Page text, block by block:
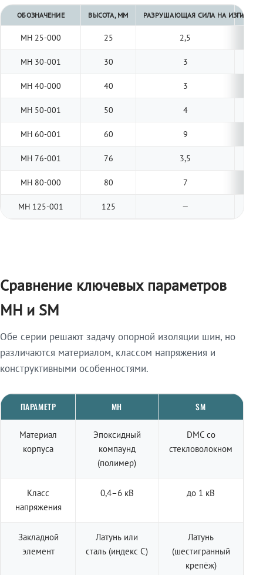
ОБОЗНАЧЕНИЕ ВЫСОТА, ММ РАЗРУШАЮЩАЯ СИЛА НА ИЗГИБ, КН
МН 25-000 25 2,5
МН 30-001 30 3
МН 40-000 40 3
МН 50-001 50 4
МН 60-001 60 9
МН 76-001 76 3,5
МН 80-000 80 7
МН 125-001 125 —
Сравнение ключевых параметров
МН и SM
Обе серии решают задачу опорной изоляции шин, но
различаются материалом, классом напряжения и
конструктивными особенностями.
ПАРАМЕТР МН SM
Материал
корпуса
Эпоксидный
компаунд
(полимер)
DMC со
стекловолокном
Класс
напряжения
0,4–6 кВ до 1 кВ
Закладной
элемент
Латунь или
сталь (индекс С)
Латунь
(шестигранный
крепёж)